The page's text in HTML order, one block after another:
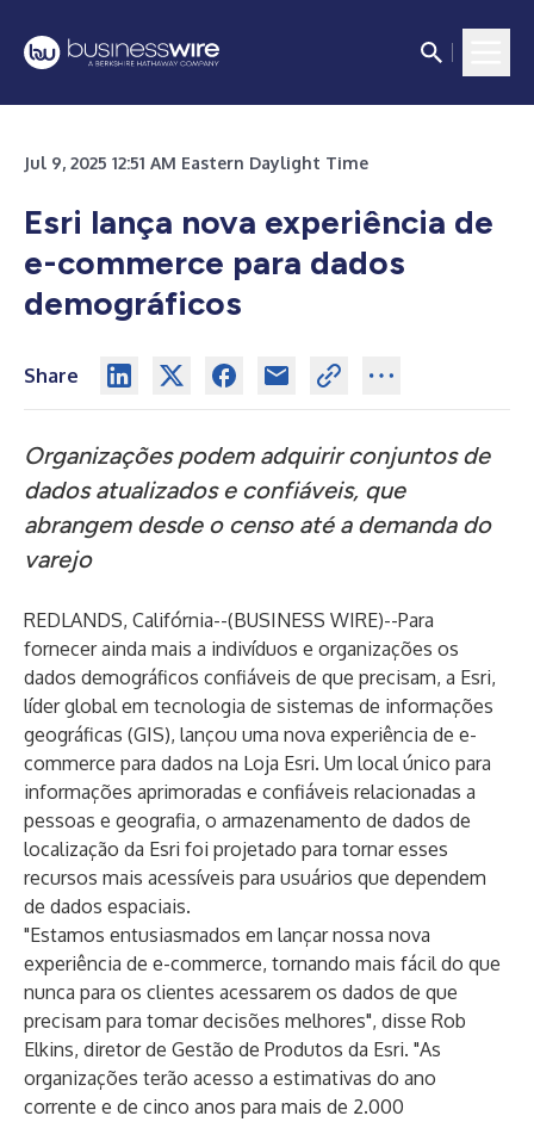
Jul 9, 2025 12:51 AM Eastern Daylight Time
Esri lança nova experiência de
e-commerce para dados
demográficos
Share
Organizações podem adquirir conjuntos de
dados atualizados e confiáveis, que
abrangem desde o censo até a demanda do
varejo
REDLANDS, Califórnia--(BUSINESS WIRE)--Para
fornecer ainda mais a indivíduos e organizações os
dados demográficos confiáveis ​​de que precisam, a Esri,
líder global em tecnologia de sistemas de informações
geográficas (GIS), lançou uma nova experiência de e-
commerce para dados na Loja Esri. Um local único para
informações aprimoradas e confiáveis ​​relacionadas a
pessoas e geografia, o armazenamento de dados de
localização da Esri foi projetado para tornar esses
recursos mais acessíveis para usuários que dependem
de dados espaciais.
"Estamos entusiasmados em lançar nossa nova
experiência de e-commerce, tornando mais fácil do que
nunca para os clientes acessarem os dados de que
precisam para tomar decisões melhores", disse Rob
Elkins, diretor de Gestão de Produtos da Esri. "As
organizações terão acesso a estimativas do ano
corrente e de cinco anos para mais de 2.000